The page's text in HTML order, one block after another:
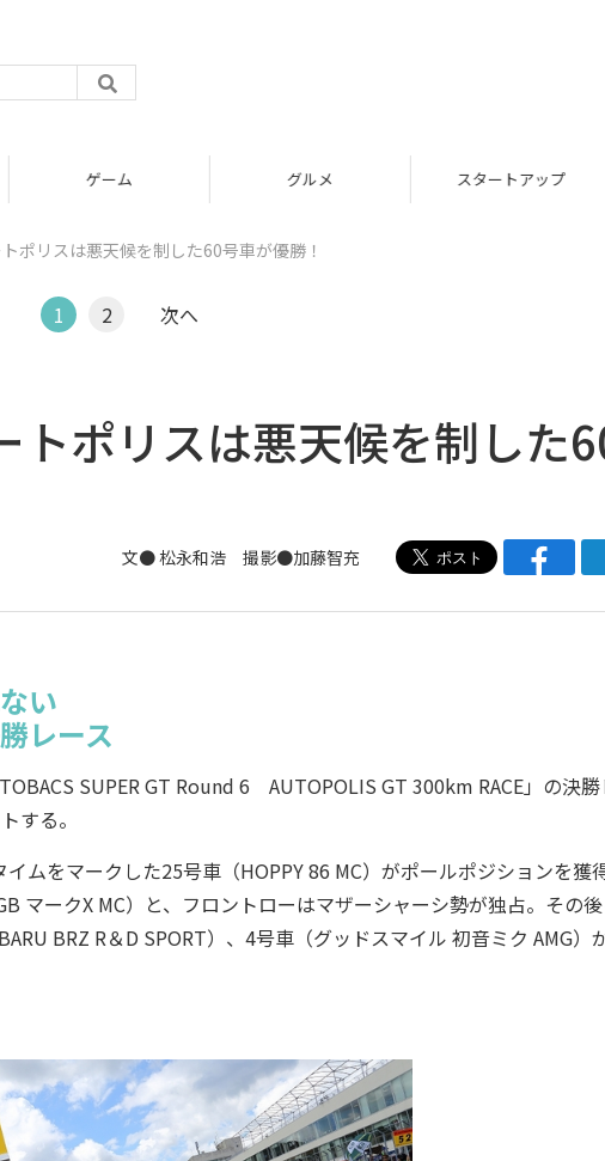
スタートアップ
ポリスは悪天候を制した60号車が優勝！
1 2 次へ
トポリスは悪天候を制した
文● 松永和浩 撮影●加藤智充
い
レース
SUPER GT Round 6 AUTOPOLIS GT 300km RACE」の決
する。
ムをマークした25号車（HOPPY 86 MC）がポールポジションを獲
マークX MC）と、フロントローはマザーシャーシ勢が独占。その
BRZ R＆D SPORT）、4号車（グッドスマイル 初音ミク AMG）